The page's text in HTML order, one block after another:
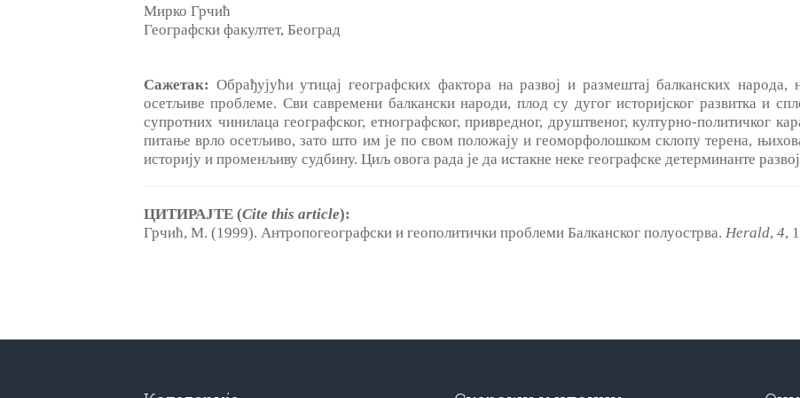
Mирко Грчић
Географски факултет, Београд
Сажетак: Обрађујући утицај географских фактора на развој и размештај балканских
осетљиве проблеме. Сви савремени балкански народи, плод су дугог историјског развитка и
супротних чинилаца географског, етнографског, привредног, друштвеног, културно-политичког
питање врло осетљиво, зато што им je по свом положају и геоморфолошком склопу терена,
историју и променљиву судбину. Циљ овога рада je да истакне неке географске детерминанте
ЦИТИРАЈТЕ (Cite this article):
Грчић, М. (1999). Антропогеографски и геополитички проблеми Балканског полуострва. Herald, 4,